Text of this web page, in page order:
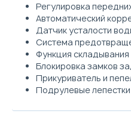
Регулировка
Автоматический
Датчик усталости
Система
Функция
Блокировка замков
Прикуриватель и
Подрулевые